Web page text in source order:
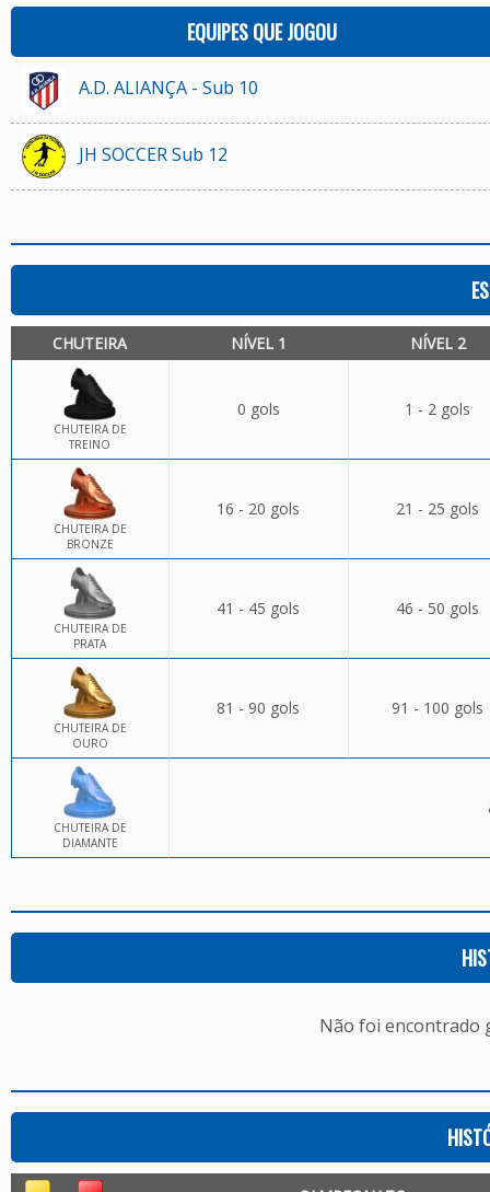
EQUIPES QUE JOGOU
A.D. ALIANÇA - Sub 10
JH SOCCER Sub 12
CHUTEIRA NÍVEL 1 NÍVEL 2
CHUTEIRA DE
TREINO
0 gols 1 - 2 gols
CHUTEIRA DE
BRONZE
16 - 20 gols 21 - 25 gols
CHUTEIRA DE
PRATA
41 - 45 gols 46 - 50 gols
CHUTEIRA DE
OURO
81 - 90 gols 91 - 100 gols
CHUTEIRA DE
DIAMANTE
Não foi encontrado